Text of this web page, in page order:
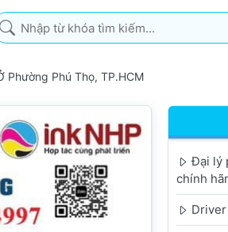
từ khóa tìm kiếm. Kết quả sẽ tự
Phường Phú Thọ, TP.HCM
Đại lý
chính